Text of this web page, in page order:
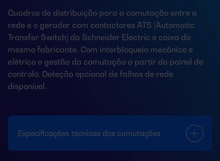
Quadros de distribuição para a comutação entre a
rede e o gerador com contactores ATS (Automatic
Transfer Switch) da Schneider Electric e caixa do
mesmo fabricante. Com interbloqueio mecânico e
elétrico e gestão da comutação a partir do painel de
controlo. Deteção opcional de falhas de rede
disponível.
Especificações técnicas das comutações